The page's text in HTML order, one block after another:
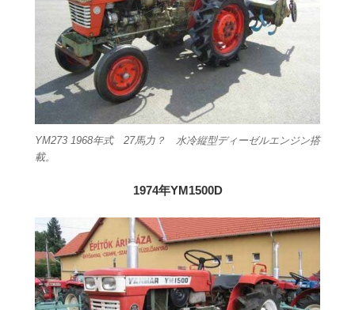
YM273 1968年式 27馬力？ 水冷縦型ディーゼルエンジン搭
載。
1974年YM1500D